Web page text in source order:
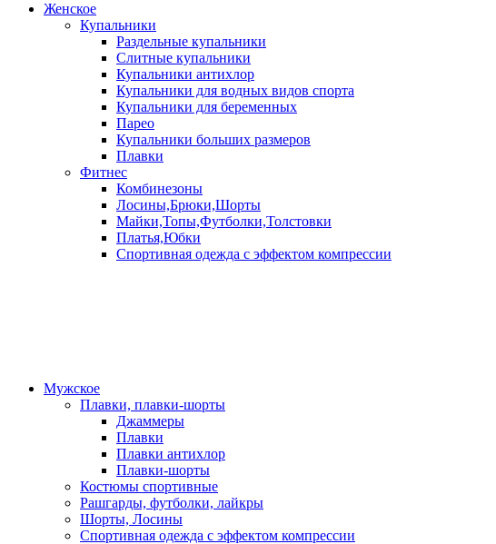
Женское
Купальники
Раздельные купальники
Слитные купальники
Купальники антихлор
Купальники для водных видов спорта
Купальники для беременных
Парео
Купальники больших размеров
Плавки
Фитнес
Комбинезоны
Лосины,Брюки,Шорты
Майки,Топы,Футболки,Толстовки
Платья,Юбки
Спортивная одежда с эффектом компрессии
Мужское
Плавки, плавки-шорты
Джаммеры
Плавки
Плавки антихлор
Плавки-шорты
Костюмы спортивные
Рашгарды, футболки, лайкры
Шорты, Лосины
Спортивная одежда с эффектом компрессии